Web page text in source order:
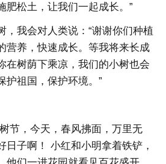
肥松土，让我们一起成长。”
，我会对人类说：“谢谢你们种植
营养，快速成长。等我将来长成
在树荫下乘凉，我们的小树也会
护祖国，保护环境。”
节，今天，春风拂面，万里无
日子啊！ 小红和小明拿着铁铲，